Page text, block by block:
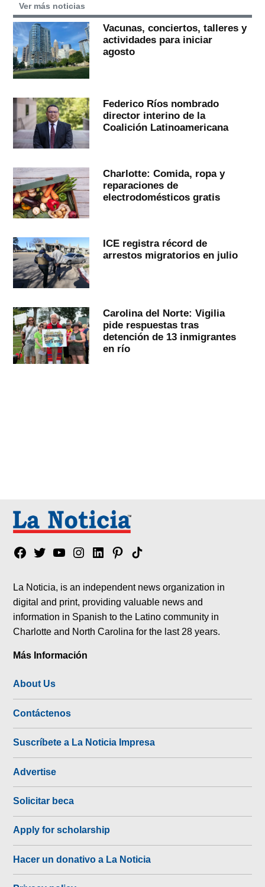
Ver más noticias
Vacunas, conciertos, talleres y
actividades para iniciar
agosto
Federico Ríos nombrado
director interino de la
Coalición Latinoamericana
Charlotte: Comida, ropa y
reparaciones de
electrodomésticos gratis
ICE registra récord de
arrestos migratorios en julio
Carolina del Norte: Vigilia
pide respuestas tras
detención de 13 inmigrantes
en río
Facebook
TwitterYouTubeInstagram
LinkedinPinterest
Tik
La Noticia, is an independent news organization in
digital and print, providing valuable news and
information in Spanish to the Latino community in
Charlotte and North Carolina for the last 28 years.
Más Información
About Us
Contáctenos
Suscríbete a La Noticia Impresa
Advertise
Solicitar beca
Apply for scholarship
Hacer un donativo a La Noticia